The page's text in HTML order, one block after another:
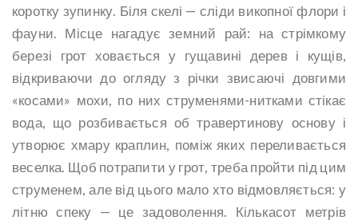
коротку зупинку. Біля скелі — сліди викопної флори і
фауни. Місце нагадує земний рай: на стрімкому
березі грот ховається у гущавині дерев і кущів,
відкриваючи до огляду з річки звисаючі довгими
«косами» мохи, по них струменями-нитками стікає
вода, що розбивається об травертинову основу і
утворює хмару краплин, поміж яких переливається
веселка. Щоб потрапити у грот, треба пройти під цим
струменем, але від цього мало хто відмовляється: у
літню спеку — це задоволення. Кількасот метрів